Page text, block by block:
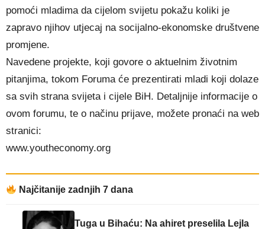
pomoći mladima da cijelom svijetu pokažu koliki je
zapravo njihov utjecaj na socijalno-ekonomske društvene
promjene.
Navedene projekte, koji govore o aktuelnim životnim
pitanjima, tokom Foruma će prezentirati mladi koji dolaze
sa svih strana svijeta i cijele BiH. Detaljnije informacije o
ovom forumu, te o načinu prijave, možete pronaći na web
stranici:
www.youtheconomy.org
Najčitanije zadnjih 7 dana
Tuga u Bihaću: Na ahiret preselila Lejla